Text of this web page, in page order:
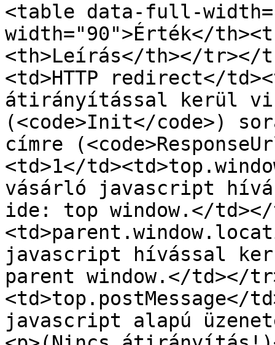
<table data-full-
width="90">Érték</
<th>Leírás</th></tr></
<td>HTTP redirect</
átirányítással kerül
(<code>Init</code>)
címre
<td>1</
vásárló javascript
ide: top window.</
javascript hívással
parent window.</td></
<td>top.postMessage</
javascript alapú